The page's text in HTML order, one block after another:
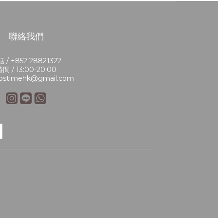
聯絡我們
/ +852 28821322
間 / 13:00-20:00